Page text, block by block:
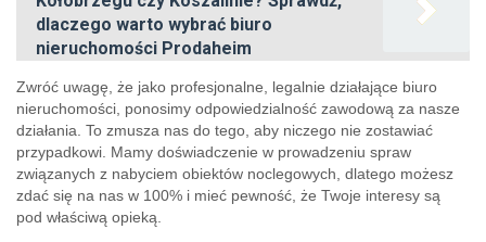
dlaczego warto wybrać biuro
nieruchomości Prodaheim
Zwróć uwagę, że jako profesjonalne, legalnie działające biuro
nieruchomości, ponosimy odpowiedzialność zawodową za nasze
działania. To zmusza nas do tego, aby niczego nie zostawiać
przypadkowi. Mamy doświadczenie w prowadzeniu spraw
związanych z nabyciem obiektów noclegowych, dlatego możesz
zdać się na nas w 100% i mieć pewność, że Twoje interesy są
pod właściwą opieką.